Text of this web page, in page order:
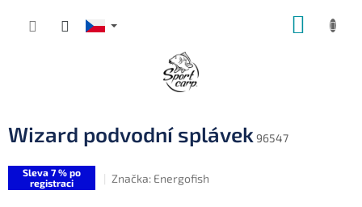
Wizard podvodní splávek 96547
Sleva 7 % po
registraci
Značka: Energofish